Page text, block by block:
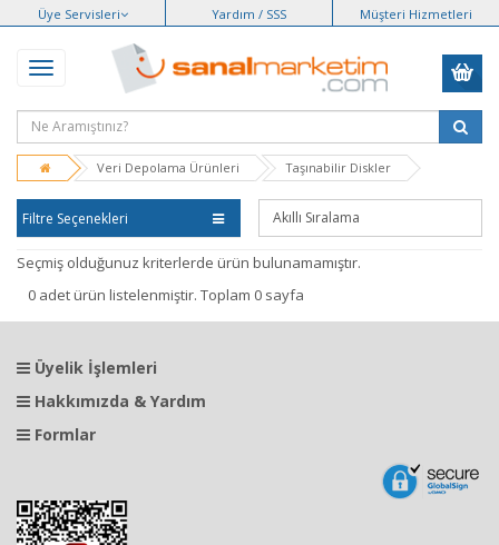
Üye Servisleri Yardım / SSS Müşteri Hizmetleri
Veri Depolama Ürünleri Taşınabilir Diskler
Filtre Seçenekleri
Seçmiş olduğunuz kriterlerde ürün bulunamamıştır.
0 adet ürün listelenmiştir. Toplam 0 sayfa
Üyelik İşlemleri
Hakkımızda & Yardım
Formlar